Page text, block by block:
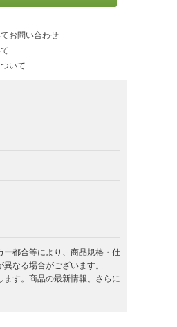
お問い合わせ
いて
都合等により、商品規格・仕
なる場合がございます。
す。商品の最新情報、さらに